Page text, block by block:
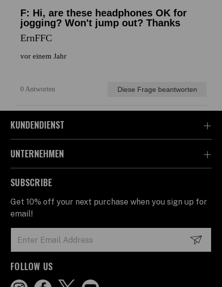
KUNDENDIENST
UNTERNEHMEN
SUBSCRIBE
Get 10% off your next purchase when you sign up for
email!
Address
FOLLOW US